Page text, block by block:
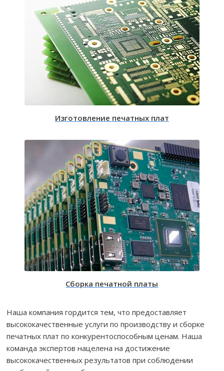
Изготовление печатных плат
Сборка печатной платы
Наша компания гордится тем, что предоставляет
высококачественные услуги по производству и сборке
печатных плат по конкурентоспособным ценам. Наша
команда экспертов нацелена на достижение
высококачественных результатов при соблюдении